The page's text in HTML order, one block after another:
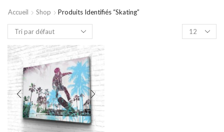
Accueil Shop Produits Identifiés “skating”